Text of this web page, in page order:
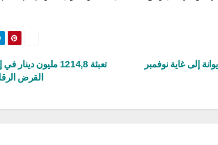
تعبئة 1214,8 مليون
القرض
إلى غاية نوفمبر